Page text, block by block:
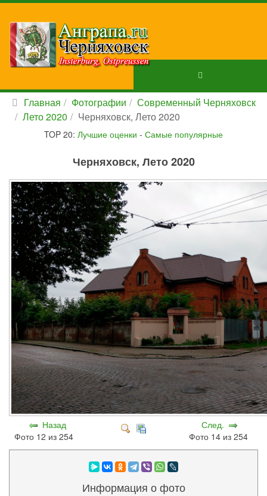
Главная Фотографии
Современный Черняховск
Лето 2020
Черняховск, Лето 2020
TOP 20: Лучшие оценки - Самые популярные
Черняховск, Лето 2020
Назад
Фото 12 из 254
След.
Фото 14 из 254
Информация о фото